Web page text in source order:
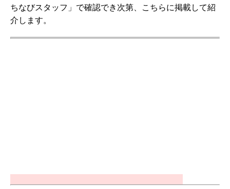
ちなびスタッフ」で確認でき次第、こちらに掲載して紹
介します。